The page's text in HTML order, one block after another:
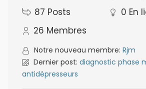
87 Posts 0 En
26 Membres
Notre nouveau membre: Rjm
Dernier post: diagnostic phase
antidépresseurs